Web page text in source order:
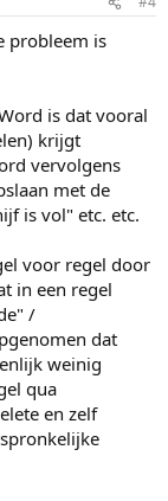
probleem is
is dat vooral
krijgt
vervolgens
met de
is vol" etc. etc.
voor regel door
in een regel
/
dat
weinig
qua
en zelf